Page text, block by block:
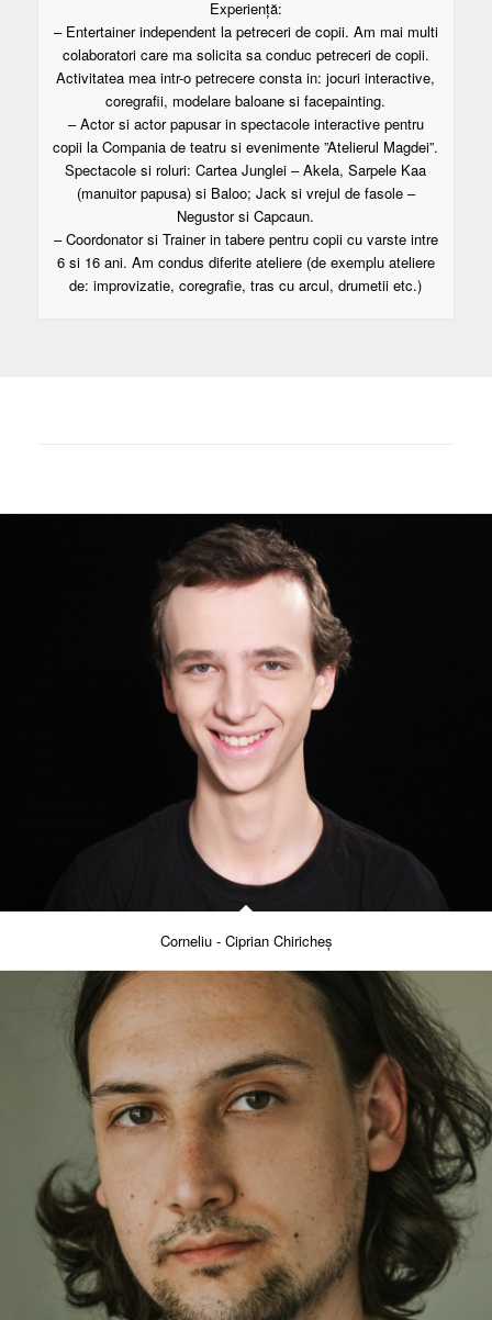
Experiență:
– Entertainer independent la petreceri de copii. Am mai multi
colaboratori care ma solicita sa conduc petreceri de copii.
Activitatea mea intr-o petrecere consta in: jocuri interactive,
coregrafii, modelare baloane si facepainting.
– Actor si actor papusar in spectacole interactive pentru
copii la Compania de teatru si evenimente ”Atelierul Magdei”.
Spectacole si roluri: Cartea Junglei – Akela, Sarpele Kaa
(manuitor papusa) si Baloo; Jack si vrejul de fasole –
Negustor si Capcaun.
– Coordonator si Trainer in tabere pentru copii cu varste intre
6 si 16 ani. Am condus diferite ateliere (de exemplu ateliere
de: improvizatie, coregrafie, tras cu arcul, drumetii etc.)
Corneliu - Ciprian Chiricheș